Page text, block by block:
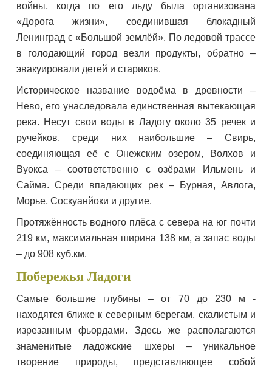
войны, когда по его льду была организована
«Дорога жизни», соединившая блокадный
Ленинград с «Большой землёй». По ледовой трассе
в голодающий город везли продукты, обратно –
эвакуировали детей и стариков.
Историческое название водоёма в древности –
Нево, его унаследовала единственная вытекающая
река. Несут свои воды в Ладогу около 35 речек и
ручейков, среди них наибольшие – Свирь,
соединяющая её с Онежским озером, Волхов и
Вуокса – соответственно с озёрами Ильмень и
Сайма. Среди впадающих рек – Бурная, Авлога,
Морье, Соскуанйоки и другие.
Протяжённость водного плёса с севера на юг почти
219 км, максимальная ширина 138 км, а запас воды
– до 908 куб.км.
Побережья Ладоги
Самые большие глубины – от 70 до 230 м -
находятся ближе к северным берегам, скалистым и
изрезанным фьордами. Здесь же располагаются
знаменитые ладожские шхеры – уникальное
творение природы, представляющее собой